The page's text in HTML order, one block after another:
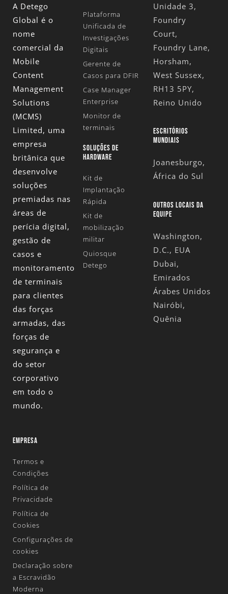
A Detego
Global é o
nome
comercial da
Mobile
Content
Management
Solutions
(MCMS)
Limited, uma
empresa
britânica que
desenvolve
soluções
premiadas nas
áreas de
perícia digital,
gestão de
casos e
monitoramento
de terminais
para clientes
das forças
armadas, das
forças de
segurança e
do setor
corporativo
em todo o
mundo.
Plataforma
Unificada de
Investigações
Digitais
Gerente de
Casos para DFIR
Case Manager
Enterprise
Monitor de
terminais
SOLUÇÕES DE
HARDWARE
Kit de
Implantação
Rápida
Kit de
mobilização
militar
Quiosque
Detego
Unidade 3,
Foundry
Court,
Foundry Lane,
Horsham,
West Sussex,
RH13 5PY,
Reino Unido
ESCRITÓRIOS
MUNDIAIS
Joanesburgo,
África do Sul
OUTROS LOCAIS DA
EQUIPE
Washington,
D.C., EUA
Dubai,
Emirados
Árabes Unidos
Nairóbi,
Quênia
EMPRESA
Termos e
Condições
Política de
Privacidade
Política de
Cookies
Configurações de
cookies
Declaração sobre
a Escravidão
Moderna